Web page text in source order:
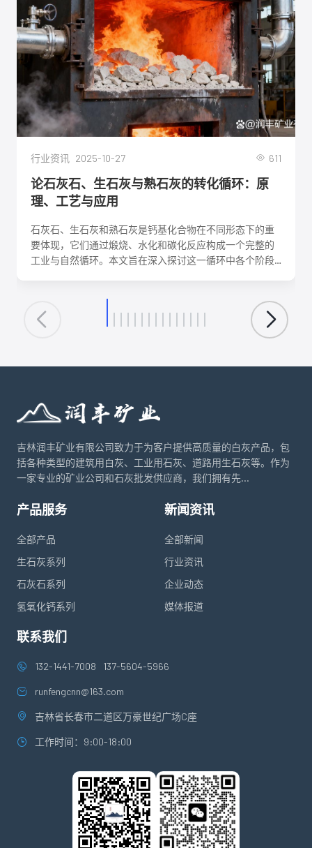
行业资讯 2025-10-27 611
论石灰石、生石灰与熟石灰的转化循环：原
理、工艺与应用
石灰石、生石灰和熟石灰是钙基化合物在不同形态下的重
要体现，它们通过煅烧、水化和碳化反应构成一个完整的
工业与自然循环。本文旨在深入探讨这一循环中各个阶段
优化生产工艺、降低能耗、实现资源可持续利用具有重要
意义。
吉林润丰矿业有限公司致力于为客户提供高质量的白灰产品，包
括各种类型的建筑用白灰、工业用石灰、道路用生石灰等。作为
一家专业的矿业公司和石灰批发供应商，我们拥有先...
产品服务
全部产品
生石灰系列
石灰石系列
氢氧化钙系列
新闻资讯
全部新闻
行业资讯
企业动态
媒体报道
联系我们
132-1441-7008 137-5604-5966
runfengcnn@163.com
吉林省长春市二道区万豪世纪广场C座
工作时间：9:00-18:00